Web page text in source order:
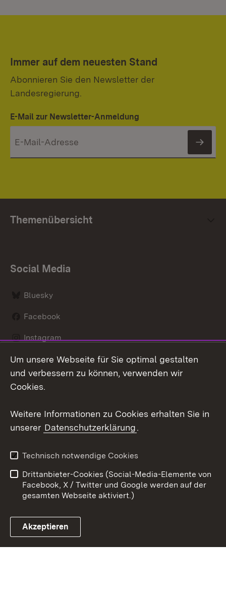
Immer auf dem neuesten Stand
Abonnieren Sie den Newsletter der
Landesregierung.
E-Mail zur Newsletter-Anmeldung
Themenübersicht
Social Media
Bluesky
Facebook
Instagram
LinkedIn
Link zum Landesportal
Datenschutz
Barrierefreiheit
Impressum
Cookies
Um unsere Webseite für Sie optimal gestalten
und verbessern zu können, verwenden wir
Cookies.
Weitere Informationen zu Cookies erhalten Sie in
unserer Datenschutzerklärung.
Technisch notwendige Cookies
Drittanbieter-Cookies (Social-Media-Elemente von
Facebook, X / Twitter und Google werden auf der
gesamten Webseite aktiviert.)
Akzeptieren